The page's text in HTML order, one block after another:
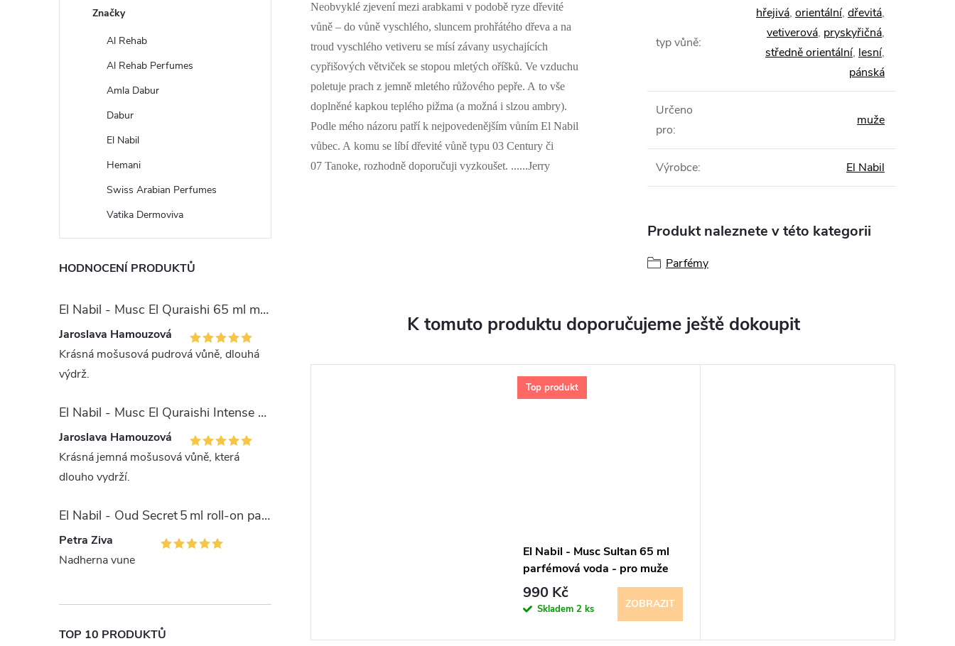
Značky
Al Rehab
Al Rehab Perfumes
Amla Dabur
Dabur
El Nabil
Hemani
Swiss Arabian Perfumes
Vatika Dermoviva
HODNOCENÍ PRODUKTŮ
El Nabil - Musc El Quraishi 65 ml mošusová parfémová voda - pro ženy
Jaroslava Hamouzová
Krásná mošusová pudrová vůně, dlouhá
výdrž.
El Nabil - Musc El Quraishi Intense 15 ml parfémová voda - pro ženy - 50% esencí
Jaroslava Hamouzová
Krásná jemná mošusová vůně, která
dlouho vydrží.
El Nabil - Oud Secret 5 ml roll-on parfémový olej - unisex
Petra Ziva
Nadherna vune
TOP 10 PRODUKTŮ
Neobvyklé zjevení mezi arabkami v podobě ryze dřevité
vůně – do vůně vyschlého, sluncem prohřátého dřeva a na
troud vyschlého vetiveru se mísí závany usychajících
cypřišových větviček se stopou mletých oříšků. Ve vzduchu
poletuje prach z jemně mletého růžového pepře. A to vše
doplněné kapkou teplého pižma (a možná i slzou ambry).
Podle mého názoru patří k nejpovedenějším vůním El Nabil
vůbec. A komu se líbí dřevité vůně typu 03 Century či
07 Tanoke, rozhodně doporučuji vyzkoušet. ......Jerry
typ vůně:
hřejivá, orientální, dřevitá,
vetiverová, pryskyřičná,
středně orientální, lesní,
pánská
Určeno
pro:
muže
Výrobce: El Nabil
Produkt naleznete v této kategorii
Parfémy
K tomuto produktu doporučujeme ještě dokoupit
Top produkt
El Nabil - Musc Sultan 65 ml
parfémová voda - pro muže
990 Kč
Skladem 2 ks ZOBRAZIT